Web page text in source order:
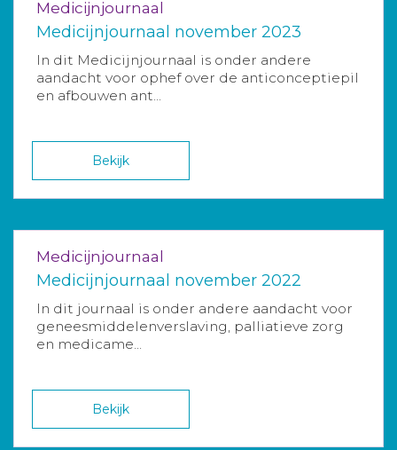
Medicijnjournaal
Medicijnjournaal november 2023
In dit Medicijnjournaal is onder andere
aandacht voor ophef over de anticonceptiepil
en afbouwen ant...
Bekijk
Medicijnjournaal
Medicijnjournaal november 2022
In dit journaal is onder andere aandacht voor
geneesmiddelenverslaving, palliatieve zorg
en medicame...
Bekijk